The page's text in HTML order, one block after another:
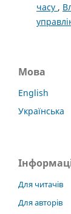
часу ,
Мова
English
Українська
Для читачів
Для авторів